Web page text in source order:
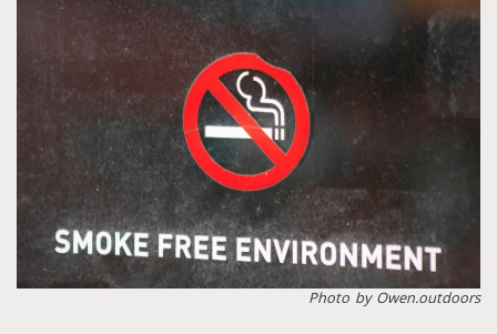
Photo by Owen.outdoors